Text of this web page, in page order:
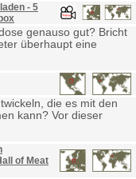
- 5
genauso gut? Bricht
überhaupt eine
die es mit den
kann? Vor dieser
of Meat